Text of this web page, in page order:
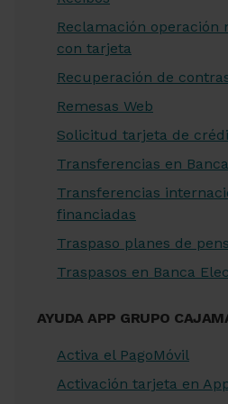
Reclamación operación
con tarjeta
Recuperación de
Remesas Web
Solicitud tarjeta de
Transferencias en
Transferencias
financiadas
Traspaso planes de
Traspasos en Banca
AYUDA APP GRUPO
Activa el PagoMóvil
Activación tarjeta en